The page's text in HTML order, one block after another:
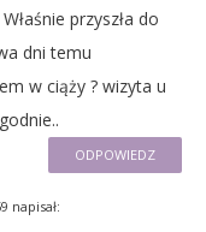
przyszła do
dni temu
w ciąży ? wizyta u
ODPOWIEDZ
napisał: